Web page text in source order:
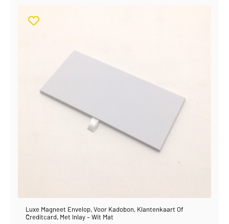
Luxe Magneet Envelop, Voor Kadobon, Klantenkaart Of
Creditcard, Met Inlay – Wit Mat